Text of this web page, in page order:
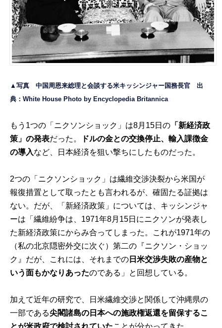
▲写真 中国周恩来総理と会談する米キッシンジャー国務長官 出
典：White House Photo by Encyclopedia Britannica
もう1つの「ニクソンショック」は8月15日の 「新経済政
策」の発表だった。
ドルの金との交換停止、輸入課徴金
の導入など、日本経済を狙い撃ちにしたものだった。
2つの「ニクソンショック」は繊維交渉決裂から米国が
報復措置として取ったとも言われるが、確固たる証拠は
ない。だが、「新経済政策」については、キッシンジャ
ーは「繊維紛争は、1971年8月15日にニクソンが発表し
た新経済政策にからみ合ってしまった。これが1971年の
（私の北京隠密外交に次ぐ）第二の『ニクソン・ショッ
ク』だが、これには、それまでの 日米交渉失敗の産物と
いう面もかなりあったのである」と回想している。
加えて近年の研究で、日米繊維交渉と関係して沖縄県の
一部である尖閣諸島の日本への施政権返還を留保するこ